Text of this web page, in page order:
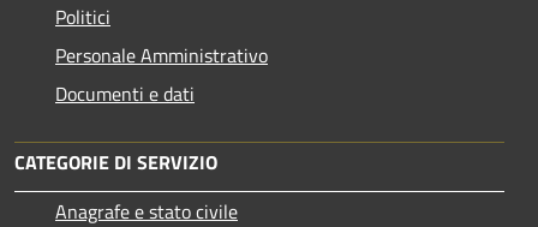
Politici
Personale Amministrativo
Documenti e dati
CATEGORIE DI SERVIZIO
Anagrafe e stato civile